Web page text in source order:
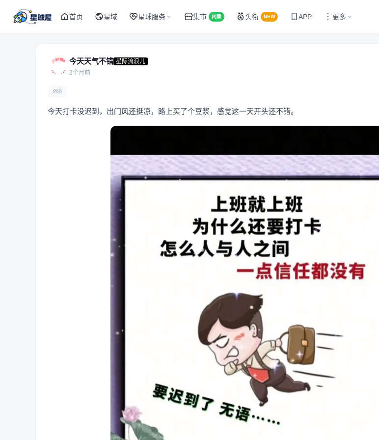
首页 星域 星球服务 集市 闲置 头衔 NEW APP 更多
今天天气不错 星际流浪儿
2个月前
8
今天打卡没迟到，出门风还挺凉，路上买了个豆浆，感觉这一天开头还不错。